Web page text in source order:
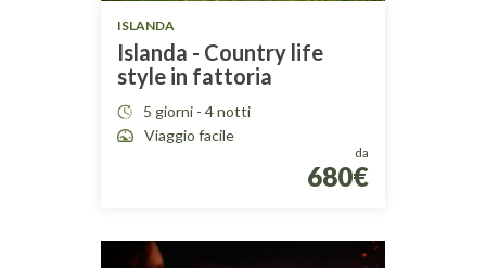
ISLANDA
Islanda - Country life
style in fattoria
5 giorni - 4 notti
Viaggio facile
da
680€